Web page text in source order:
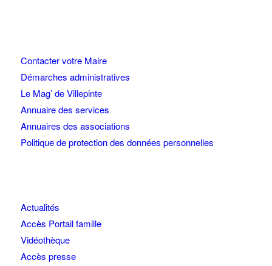
Contacter votre Maire
Démarches administratives
Le Mag’ de Villepinte
Annuaire des services
Annuaires des associations
Politique de protection des données personnelles
Actualités
Accès Portail famille
Vidéothèque
Accès presse